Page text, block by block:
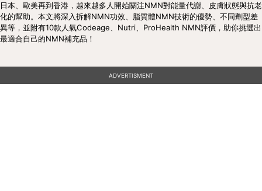
日本、歐美再到香港，越來越多人開始關注NMN對能量代謝、皮膚狀態與抗老
化的幫助。本文將深入拆解NMN功效、脂質體NMN技術的優勢、不同劑型差
異等，並附有10款人氣Codeage、Nutri、ProHealth NMN評價，助你挑選出
最適合自己的NMN補充品！
ADVERTISMENT